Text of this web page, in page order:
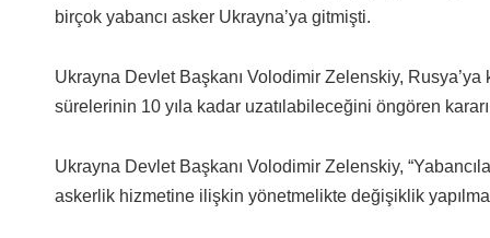
birçok yabancı asker Ukrayna’ya gitmişti.
Ukrayna Devlet Başkanı Volodimir Zelenskiy,
sürelerinin 10 yıla kadar uzatılabileceğini öngören
Ukrayna Devlet Başkanı Volodimir Zelenskiy,
askerlik hizmetine ilişkin yönetmelikte değişiklik